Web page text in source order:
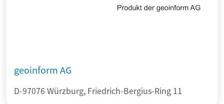
geoinform AG
D-97076 Würzburg, Friedrich-Bergius-Ring 11